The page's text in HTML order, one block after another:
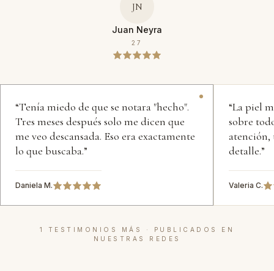
JN
Juan Neyra
27
“Tenía miedo de que se notara "hecho".
Tres meses después solo me dicen que
me veo descansada. Eso era exactamente
lo que buscaba.”
Daniela M.
“La piel
sobre
atención,
detalle.”
Valeria C.
1
TESTIMONIOS MÁS · PUBLICADOS EN
NUESTRAS REDES